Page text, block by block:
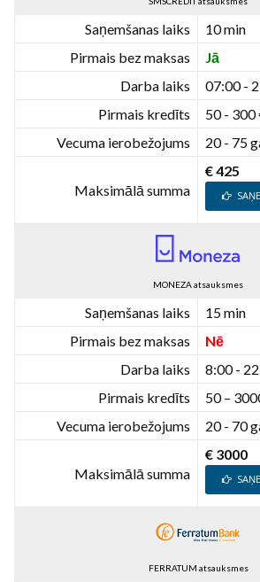
Saņemšanas laiks
10 min
Pirmais bez maksas
Jā
Darba laiks
07:00 -
Pirmais kredīts
50 - 300
Vecuma ierobežojums
20 - 75
Maksimālā summa
€ 425
MONEZA atsauksmes
Saņemšanas laiks
15 min
Pirmais bez maksas
Nē
Darba laiks
8:00 -
Pirmais kredīts
50 –
Vecuma ierobežojums
20 - 70
Maksimālā summa
€ 3000
FERRATUM atsauksmes